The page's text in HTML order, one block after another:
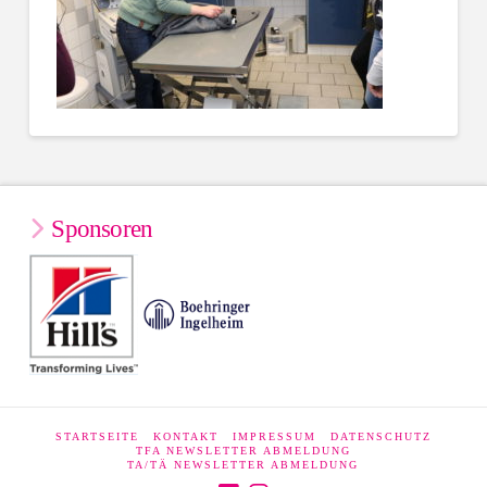
Sponsoren
STARTSEITE KONTAKT IMPRESSUM
DATENSCHUTZ
TFA NEWSLETTER ABMELDUNG
TA/TÄ NEWSLETTER ABMELDUNG